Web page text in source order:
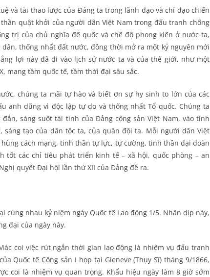
và tài thao lược của Đảng ta trong lãnh đạo và chỉ đạo chiến
quật khởi của người dân Việt Nam trong đấu tranh chống
trị của chủ nghĩa đế quốc và chế độ phong kiến ở nước ta,
thống nhất đất nước, đồng thời mở ra một kỷ nguyên mới
lợi này đã đi vào lịch sử nước ta và của thế giới, như một
mang tầm quốc tế, tầm thời đại sâu sắc.
chúng ta mãi tự hào và biết ơn sự hy sinh to lớn của các
anh dũng vì độc lập tự do và thống nhất Tổ quốc. Chúng ta
sáng suốt tài tình của Đảng cộng sản Việt Nam, vào tinh
tạo của dân tộc ta, của quân đội ta. Mỗi người dân Việt
cách mạng, tinh thần tự lực, tự cường, tinh thần đại đoàn
tốt các chỉ tiêu phát triển kinh tế – xã hội, quốc phòng – an
quyết Đại hội lần thứ XII của Đảng đề ra.
cùng nhau kỷ niệm ngày Quốc tế Lao động 1/5. Nhân dịp này,
đại của ngày này.
coi việc rút ngắn thời gian lao động là nhiệm vụ đấu tranh
Quốc tế Cộng sản I họp tại Gieneve (Thụy Sĩ) tháng 9/1866,
coi là nhiệm vụ quan trọng. Khẩu hiệu ngày làm 8 giờ sớm